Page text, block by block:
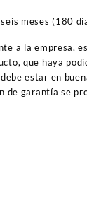
meses (180
a la empresa,
que haya
estar en
de garantía se